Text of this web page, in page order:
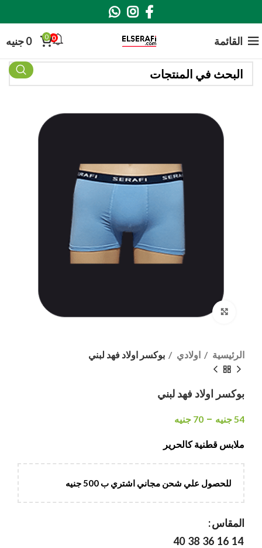
القائمة 0
0
0جنيه
انقر هنا لتكبير الصورة
الرئيسية اولادي بوكسر اولاد فهد لبني
بوكسر اولاد فهد لبني
54 جنيه –
70 جنيه
ملابس قطنية كالحرير
للحصول علي شحن مجاني اشتري ب 500 جنيه
المقاس
14
16
36
38
40